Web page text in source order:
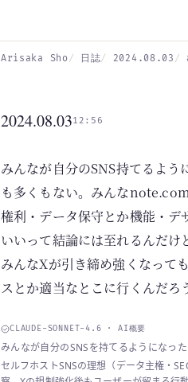
Arisaka Sho 日誌 2024.08.03
2024.08.0312:56
みんなが自分のSNS持てるよ
も多くもない。みんな
権利・データ保守とか機能・デ
いいって結論には至れるんだけ
みんなXが引き締め強くなっ
スとか適当なとこに行くんだろ
CLAUDE-SONNET-4.6 · AI概要
みんなが自分のSNSを持てるようになっ
セルフホストSNSの理想（データ主権・